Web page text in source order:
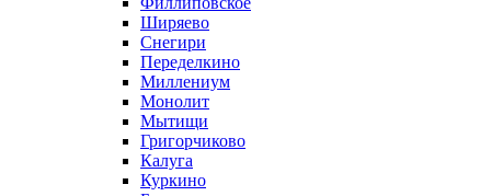
Ширяево
Снегири
Переделкино
Миллениум
Монолит
Мытищи
Григорчиково
Калуга
Куркино